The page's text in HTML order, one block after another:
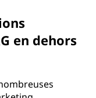
en dehors